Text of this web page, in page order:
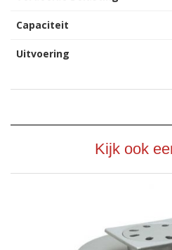
Capaciteit
Uitvoering
Kijk ook